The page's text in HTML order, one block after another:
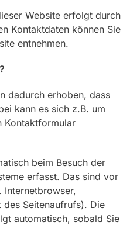
Website erfolgt durch
Kontaktdaten können Sie
entnehmen.
dadurch erhoben, dass
kann es sich z.B. um
Kontaktformular
beim Besuch der
erfasst. Das sind vor
Internetbrowser,
Seitenaufrufs). Die
automatisch, sobald Sie